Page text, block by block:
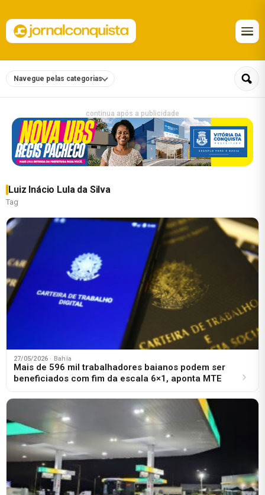
Navegue pelas categorias
continua após a publicidade
Luiz Inácio Lula da Silva
Tag
27/05/2026 · Bahia
Mais de 596 mil trabalhadores baianos podem ser
beneficiados com fim da escala 6×1, aponta MTE